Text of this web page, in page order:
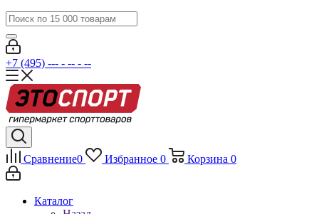
+7 (495) --- - -- - --
Сравнение0 Избранное 0 Корзина 0
Каталог